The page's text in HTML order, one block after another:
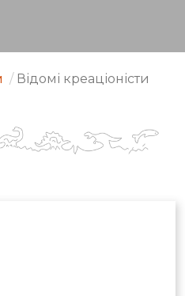
/ Відомі креаціоністи